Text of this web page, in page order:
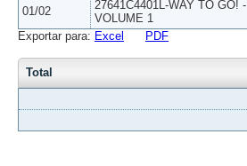
01/02
27641C4401L-WAY TO GO! -
VOLUME 1
Exportar para: Excel PDF
Total